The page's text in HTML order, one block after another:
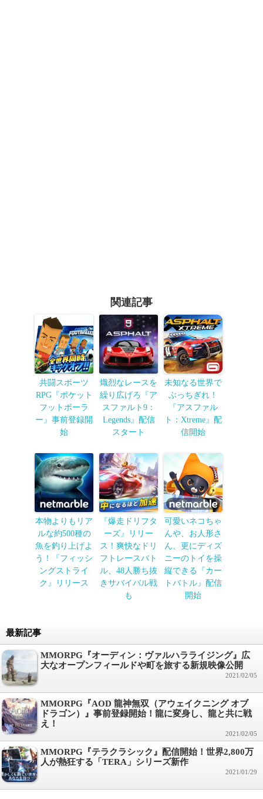
関連記事
共闘スポーツ
RPG『ポケット
フットボーラ
ー』事前登録開
始
熾烈なレースを
繰り広げろ『ア
スファルト9：
Legends』配信
スタート
未知なる世界で
ぶっちぎれ！
『アスファル
ト：Xtreme』配
信開始
本物よりもリア
ルな約500種の
魚を釣り上げよ
う！『フィッシ
ングストライ
ク』リリース
『爆走ドリフタ
ーズ』リリー
ス！爽快なドリ
フトレースバト
ル、48人勝ち抜
きサバイバル戦
も
可愛いネコちゃ
んや、お人形さ
ん、更にディズ
ニーのトイを操
縦できる『カー
トバトル』配信
開始
最新記事
MMORPG『オーディン：ヴァルハラライジング』広
大なオープンフィールドや町を旅する新規映像公開
2021/02/05
MMORPG『AOD 龍神無双（アウェイクニング オブ
ドラゴン）』事前登録開始！龍に変身し、龍と共に戦
え！
2021/02/05
MMORPG『テラクラシック』配信開始！世界2,800万
人が熱狂する「TERA」シリーズ新作
2021/01/29